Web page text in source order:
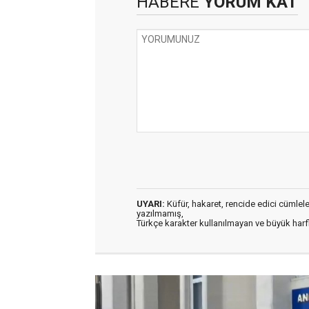
UYARI: Küfür, hakaret, rencide edici
yazılmamış,
Türkçe karakter kullanılmayan ve büyük